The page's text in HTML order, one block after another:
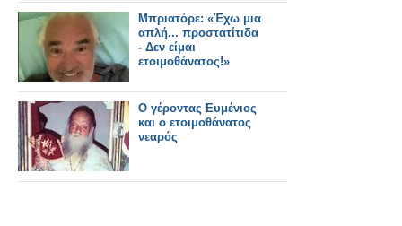
Μπριατόρε: «Έχω μια
απλή... προστατίτιδα
- Δεν είμαι
ετοιμοθάνατος!»
Ο γέροντας Ευμένιος
και ο ετοιμοθάνατος
νεαρός